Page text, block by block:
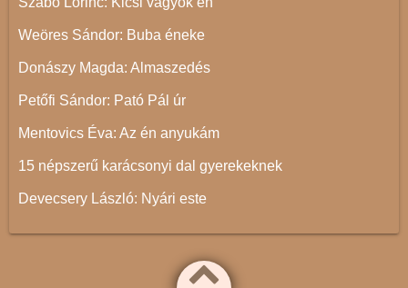
Weöres Sándor: Buba éneke
Donászy Magda: Almaszedés
Petőfi Sándor: Pató Pál úr
Mentovics Éva: Az én anyukám
15 népszerű karácsonyi dal gyerekeknek
Devecsery László: Nyári este